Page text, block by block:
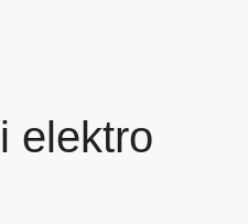
elektro